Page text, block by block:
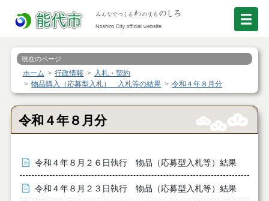
現在のページ
ホーム 行政情報
入札・契約
物品購入（応募型入札） 入札等の結果
令和４年８月分
令和４年８月分
令和４年８月２６日執行 物品（応募型入札等）結果
令和４年８月２３日執行 物品（応募型入札等）結果